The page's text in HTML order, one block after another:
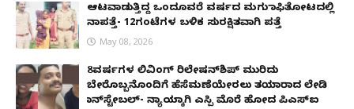
ಆಟವಾಡುತ್ತಿದ್ದ ಒಂದೂವರೆ ವರ್ಷದ ಮಗು ಕಾಫಿತೋಟದಲ್ಲಿ
ನಾಪತ್ತೆ- 12ಗಂಟೆಗಳ ಬಳಿಕ ಸುರಕ್ಷಿತವಾಗಿ ಪತ್ತೆ
May 08, 2026
8ವರ್ಷಗಳ ಲಿವಿಂಗ್‌ ರಿಲೇಷನ್‌ಶಿಪ್ ಮುರಿದು
ಬೇರೊಬ್ಬನೊಂದಿಗೆ ಹೆಸೆಮಣೆಯೇರಲು ತಯಾರಾದ ಲೇಡಿ
ಕಾನ್‌ಸ್ಟೇಬಲ್- ನ್ಯಾಯಕ್ಕಾಗಿ ಎಸ್ಪಿ ಮೊರೆ ಹೋದ ಪಿಎಸ್ಐ